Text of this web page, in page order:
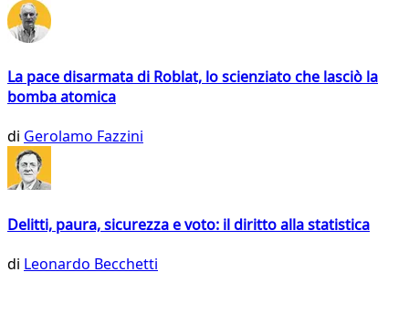
La pace disarmata di Roblat, lo scienziato che lasciò la
bomba atomica
di Gerolamo Fazzini
Delitti, paura, sicurezza e voto: il diritto alla statistica
di Leonardo Becchetti